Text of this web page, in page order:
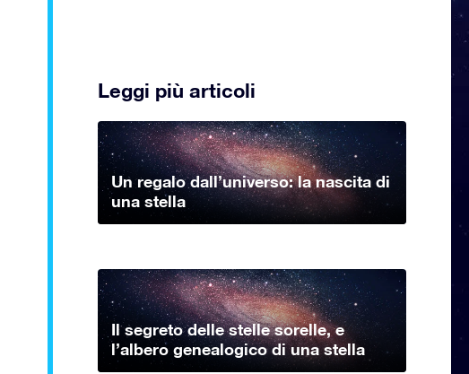
Leggi più articoli
Un regalo dall’universo: la nascita di
una stella
Il segreto delle stelle sorelle, e
l’albero genealogico di una stella